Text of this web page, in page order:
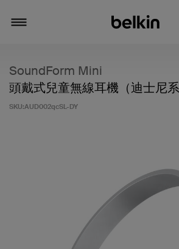
SoundForm Mini
頭戴式兒童無線耳機（迪士尼系
SKU:AUD002qcSL-DY